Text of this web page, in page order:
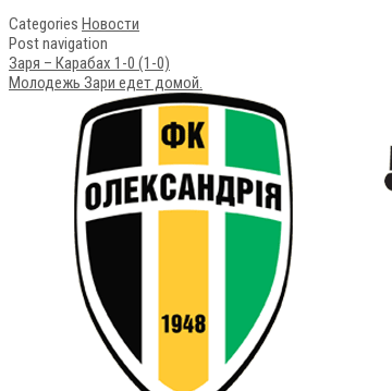
Categories Новости
Post navigation
Заря – Карабах 1-0 (1-0)
Молодежь Зари едет домой.